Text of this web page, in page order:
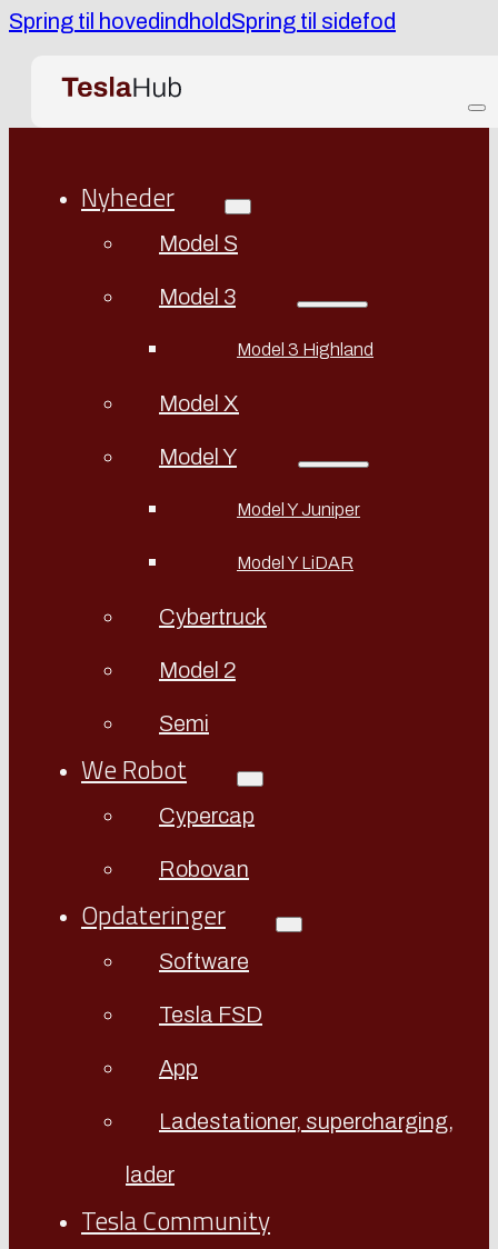
Spring til hovedindholdSpring til sidefod
Nyheder
Model S
Model 3
Model 3 Highland
Model X
Model Y
Model Y Juniper
Model Y LiDAR
Cybertruck
Model 2
Semi
We Robot
Cypercap
Robovan
Opdateringer
Software
Tesla FSD
App
Ladestationer, supercharging,
lader
Tesla Community